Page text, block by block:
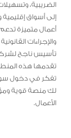
الضريبية،
إلى أسواق
أعمال متميزة
والإجراءات
تأسيس ناجح
تقدمها هذه
تفكر في دخول
لك منصة قوية
الأعمال.